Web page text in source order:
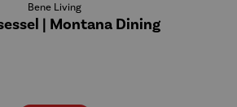
Bene Living
| Montana Dining